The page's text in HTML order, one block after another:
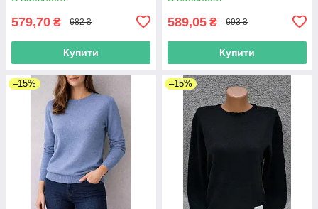
579,70 ₴ 682 ₴
Купити
589,05 ₴ 693 ₴
Купити
–15% –15%